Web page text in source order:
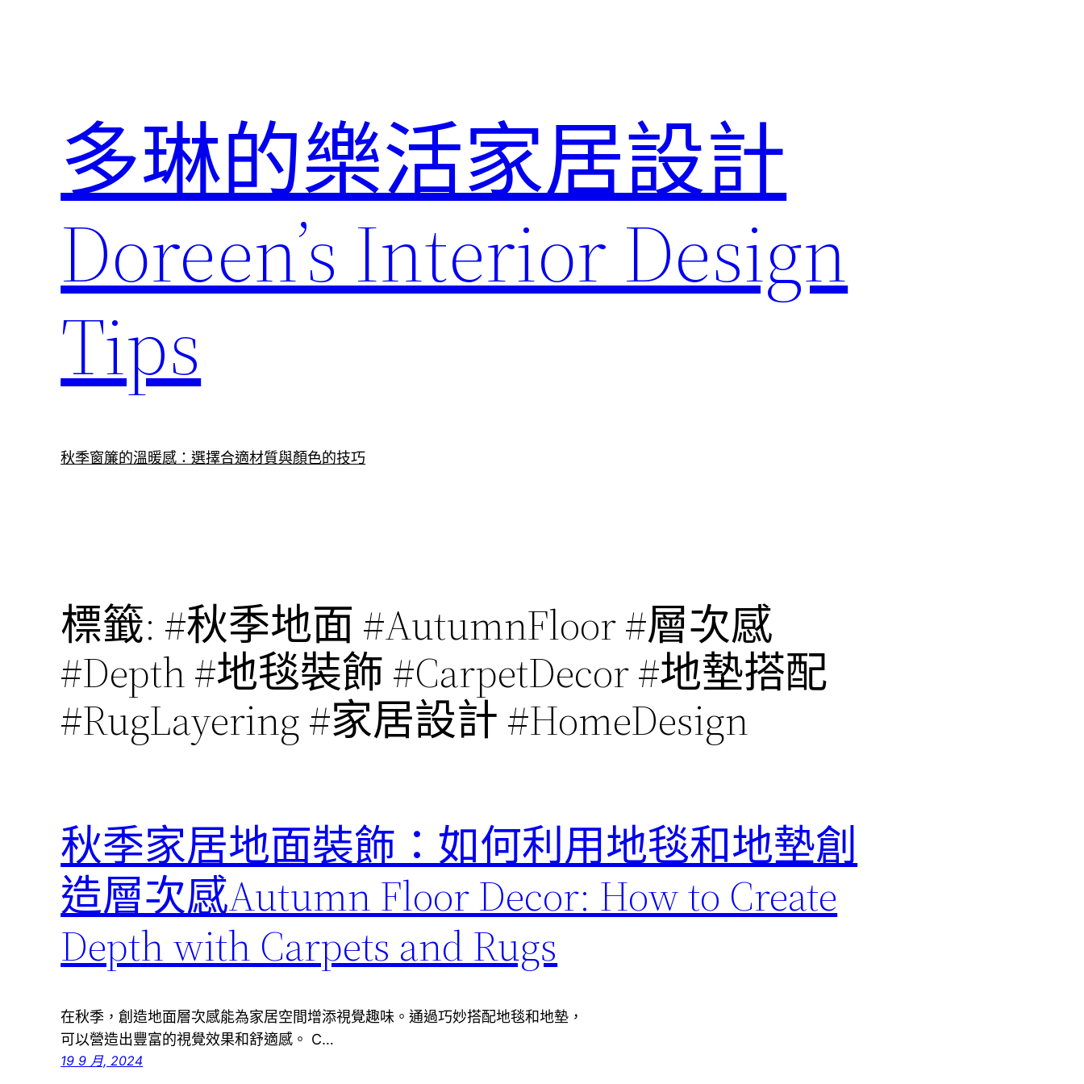
多琳的樂活家居設計
Doreen’s Interior Design
Tips
秋季窗簾的溫暖感：選擇合適材質與顏色的技巧
標籤: #秋季地面 #AutumnFloor #層次感
#Depth #地毯裝飾 #CarpetDecor #地墊搭配
#RugLayering #家居設計 #HomeDesign
秋季家居地面裝飾：如何利用地毯和地墊創
造層次感Autumn Floor Decor: How to Create
Depth with Carpets and Rugs
在秋季，創造地面層次感能為家居空間增添視覺趣味。通過巧妙搭配地毯和地墊，
可以營造出豐富的視覺效果和舒適感。 C…
19 9 月, 2024